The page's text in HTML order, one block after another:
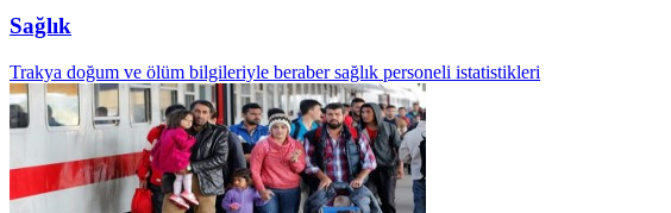
Sağlık
Trakya doğum ve ölüm bilgileriyle beraber sağlık personeli istatistikleri